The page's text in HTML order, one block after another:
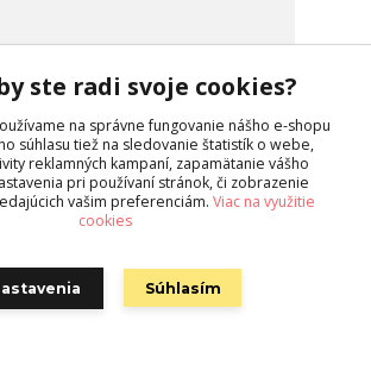
DPH na sklade
Zvoliť variant
ste radi svoje cookies?
na správne fungovanie nášho e-shopu
súhlasu tiež na sledovanie štatistík o webe,
reklamných kampaní, zapamätanie vášho
pri používaní stránok, či zobrazenie
vašim preferenciám. Viac na využitie
cookies
Súhlasím